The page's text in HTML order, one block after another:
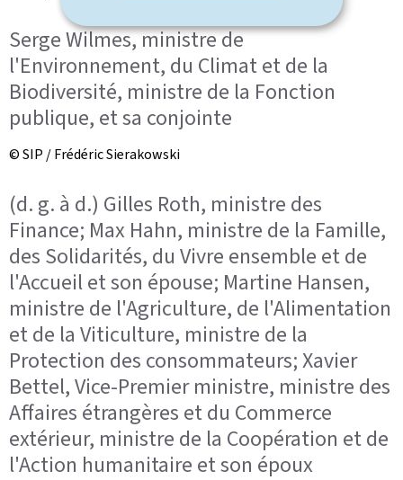
Serge Wilmes, ministre de
l'Environnement, du Climat et de la
Biodiversité, ministre de la Fonction
publique, et sa conjointe
© SIP / Frédéric Sierakowski
(d. g. à d.) Gilles Roth, ministre des
Finance; Max Hahn, ministre de la Famille,
des Solidarités, du Vivre ensemble et de
l'Accueil et son épouse; Martine Hansen,
ministre de l'Agriculture, de l'Alimentation
et de la Viticulture, ministre de la
Protection des consommateurs; Xavier
Bettel, Vice-Premier ministre, ministre des
Affaires étrangères et du Commerce
extérieur, ministre de la Coopération et de
l'Action humanitaire et son époux